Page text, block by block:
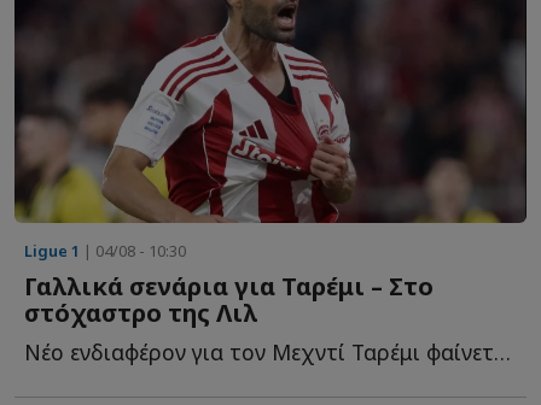
Ligue 1 | 04/08 - 10:30
Γαλλικά σενάρια για Ταρέμι – Στο
στόχαστρο της Λιλ
Νέο ενδιαφέρον για τον Μεχντί Ταρέμι φαίνεται πως προκύπτει α...